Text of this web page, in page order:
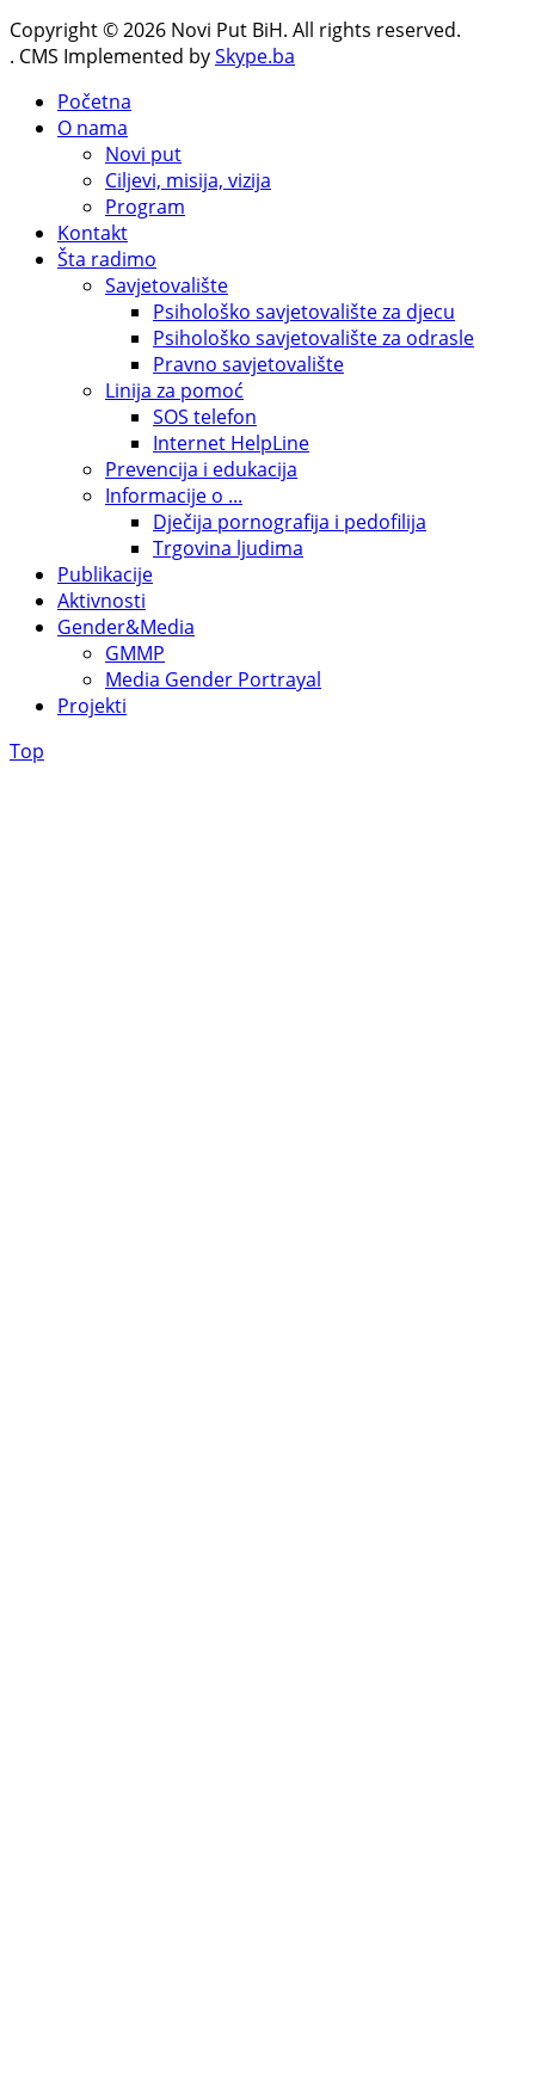
Copyright © 2026 Novi Put BiH. All rights reserved.
. CMS Implemented bySkype.ba
Početna
O nama
Novi put
Ciljevi, misija, vizija
Program
Kontakt
Šta radimo
Savjetovalište
Psihološko savjetovalište za djecu
Psihološko savjetovalište za odrasle
Pravno savjetovalište
Linija za pomoć
SOS telefon
Internet HelpLine
Prevencija i edukacija
Informacije o ...
Dječija pornografija i pedofilija
Trgovina ljudima
Publikacije
Aktivnosti
Gender&Media
GMMP
Media Gender Portrayal
Projekti
Top